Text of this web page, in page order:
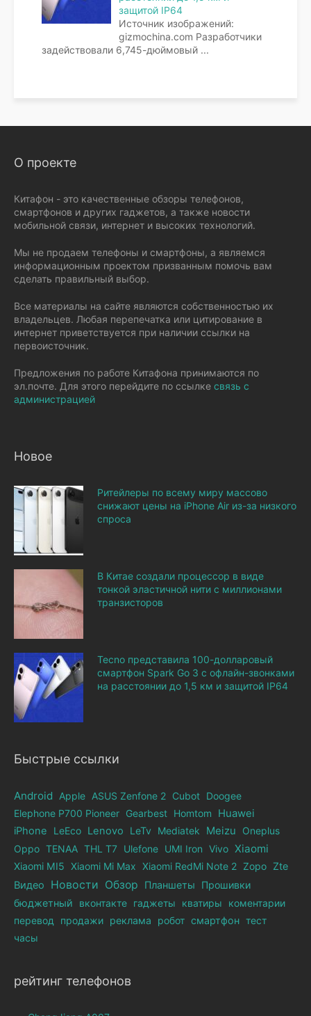
защитой IP64
Источник изображений:
gizmochina.com Разработчики
задействовали 6,745-дюймовый ...
О проекте
Китафон - это качественные обзоры телефонов,
смартфонов и других гаджетов, а также новости
мобильной связи, интернет и высоких технологий.
Мы не продаем телефоны и смартфоны, а являемся
информационным проектом призванным помочь вам
сделать правильный выбор.
Все материалы на сайте являются собственностью их
владельцев. Любая перепечатка или цитирование в
интернет приветствуется при наличии ссылки на
первоисточник.
Предложения по работе Китафона принимаются по
эл.почте. Для этого перейдите по ссылке связь с
администрацией
Новое
Ритейлеры по всему миру массово
снижают цены на iPhone Air из-за низкого
спроса
В Китае создали процессор в виде
тонкой эластичной нити с миллионами
транзисторов
Tecno представила 100-долларовый
смартфон Spark Go 3 с офлайн-звонками
на расстоянии до 1,5 км и защитой IP64
Быстрые ссылки
Android Apple ASUS Zenfone 2 Cubot Doogee
Elephone Р700 Pioneer Gearbest Homtom
Huawei
iPhone
LeEco Lenovo LeTv Mediatek Meizu
Oneplus
Oppo TENAA THL T7 Ulefone UMI Iron Vivo Xiaomi
Xiaomi MI5 Xiaomi Mi Max Xiaomi RedMi Note 2 Zopo Zte
Видео Новости Обзор Планшеты
Прошивки
бюджетный
вконтакте гаджеты кватиры
коментарии
перевод
продажи реклама робот смартфон тест
часы
рейтинг телефонов